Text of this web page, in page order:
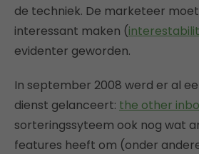
de techniek. De marketeer
interessant maken (
evidenter geworden.
In september 2008 werd er al
dienst gelanceert: the other
sorteringssyteem ook nog wat
features heeft om (onder